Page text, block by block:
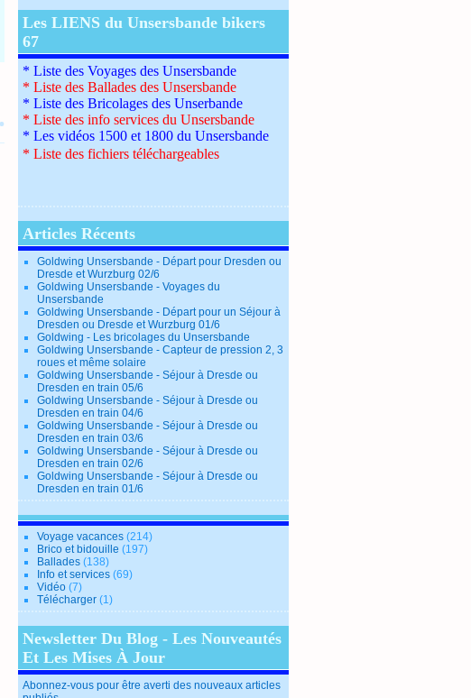
Les LIENS du Unsersbande bikers
67
* Liste des Voyages des Unsersbande
* Liste des Ballades des Unsersbande
* Liste des Bricolages des Unserbande
* Liste des info services du Unsersbande
* Les vidéos 1500 et 1800 du Unsersbande
* Liste des fichiers téléchargeables
Articles Récents
Goldwing Unsersbande - Départ pour Dresden ou
Dresde et Wurzburg 02/6
Goldwing Unsersbande - Voyages du
Unsersbande
Goldwing Unsersbande - Départ pour un Séjour à
Dresden ou Dresde et Wurzburg 01/6
Goldwing - Les bricolages du Unsersbande
Goldwing Unsersbande - Capteur de pression 2, 3
roues et même solaire
Goldwing Unsersbande - Séjour à Dresde ou
Dresden en train 05/6
Goldwing Unsersbande - Séjour à Dresde ou
Dresden en train 04/6
Goldwing Unsersbande - Séjour à Dresde ou
Dresden en train 03/6
Goldwing Unsersbande - Séjour à Dresde ou
Dresden en train 02/6
Goldwing Unsersbande - Séjour à Dresde ou
Dresden en train 01/6
Voyage vacances (214)
Brico et bidouille (197)
Ballades (138)
Info et services (69)
Vidéo (7)
Télécharger (1)
Newsletter Du Blog - Les Nouveautés
Et Les Mises À Jour
Abonnez-vous pour être averti des nouveaux articles